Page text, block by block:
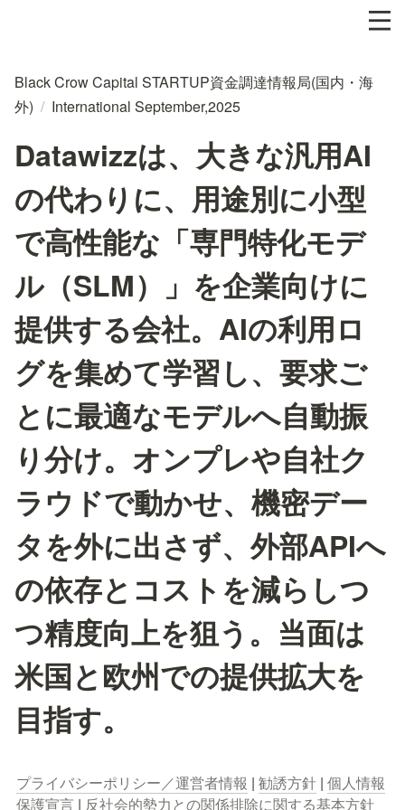
Black Crow Capital STARTUP資金調達情報局(国内・海
外) / International September,2025
Datawizzは、大きな汎用AI
の代わりに、用途別に小型
で高性能な「専門特化モデ
ル（SLM）」を企業向けに
提供する会社。AIの利用ロ
グを集めて学習し、要求ご
とに最適なモデルへ自動振
り分け。オンプレや自社ク
ラウドで動かせ、機密デー
タを外に出さず、外部APIへ
の依存とコストを減らしつ
つ精度向上を狙う。当面は
米国と欧州での提供拡大を
目指す。
プライバシーポリシー／運営者情報 | 勧誘方針 | 個人情報
保護宣言 | 反社会的勢力との関係排除に関する基本方針